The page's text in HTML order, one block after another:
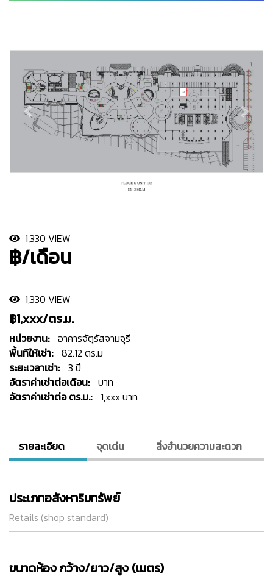
1,330 VIEW
฿/เดือน
1,330 VIEW
฿1,xxx/ตร.ม.
หน่วยงาน: อาคารจัตุรัสจามจุรี
พื้นทีให้เช่า: 82.12 ตร.ม
ระยะเวลาเช่า: 3 ปี
อัตราค่าเช่าต่อเดือน: บาท
อัตราค่าเช่าต่อ ตร.ม.:
1,xxx บาท
รายละเอียด จุดเด่น สิ่งอํานวยความสะดวก
ประเภทอสังหาริมทรัพย์
Retails (shop standard)
ขนาดห้อง กว้าง/ยาว/สูง (เมตร)